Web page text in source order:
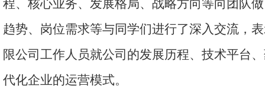
程、核心业务、发展格局、战略方向等向团队
趋势、岗位需求等与同学们进行了深入交流，
限公司工作人员就公司的发展历程、技术平台
代化企业的运营模式。